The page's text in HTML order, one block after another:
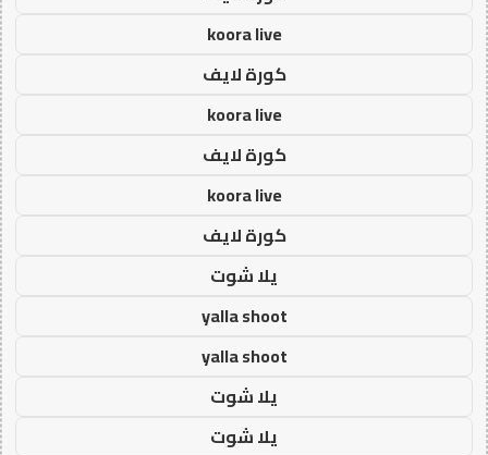
koora live
كورة لايف
koora live
كورة لايف
koora live
كورة لايف
يلا شوت
yalla shoot
yalla shoot
يلا شوت
يلا شوت